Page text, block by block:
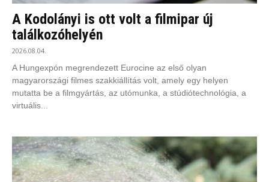
A Kodolányi is ott volt a filmipar új
találkozóhelyén
2026.08.04.
A Hungexpón megrendezett Eurocine az első olyan
magyarországi filmes szakkiállítás volt, amely egy helyen
mutatta be a filmgyártás, az utómunka, a stúdiótechnológia, a
virtuális...